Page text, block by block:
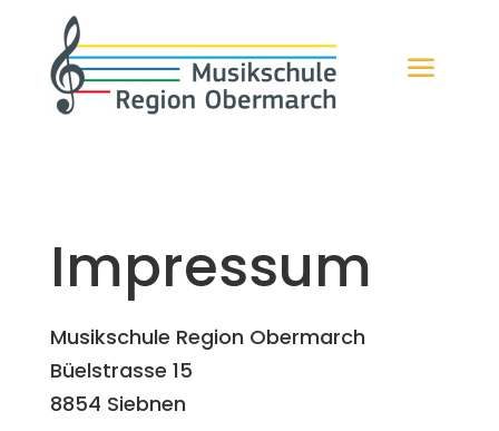
Impressum
Musikschule Region Obermarch
Büelstrasse 15
8854 Siebnen